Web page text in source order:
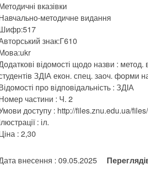
вказівки
методичне видання
знак:Г610
відомості щодо назви : метод.
ЗДІА екон. спец. заоч. форми
про відповідальність : ЗДІА
частини : Ч. 2
доступу : http://files.znu.edu.ua/
: іл.
: 2,30
внесення : 09.05.2025